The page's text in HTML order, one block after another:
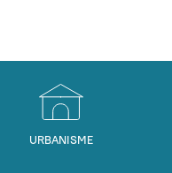
URBANISME